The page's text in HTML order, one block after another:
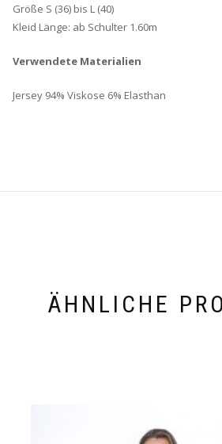
Größe S (36) bis L (40)
Kleid Länge: ab Schulter 1.60m
Verwendete Materialien
Jersey 94% Viskose 6% Elasthan
ÄHNLICHE